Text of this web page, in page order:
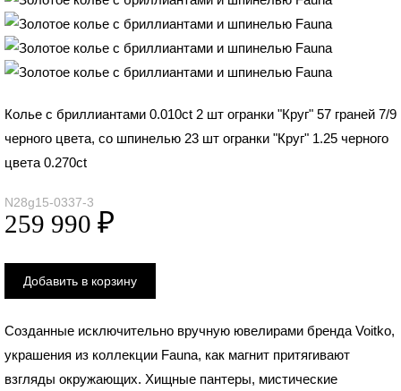
Колье с бриллиантами 0.010ct 2 шт огранки "Круг" 57 граней 7/9
черного цвета, со шпинелью 23 шт огранки "Круг" 1.25 черного
цвета 0.270ct
N28g15-0337-3
259 990
Созданные исключительно вручную ювелирами бренда Voitko,
украшения из коллекции Fauna, как магнит притягивают
взгляды окружающих. Хищные пантеры, мистические